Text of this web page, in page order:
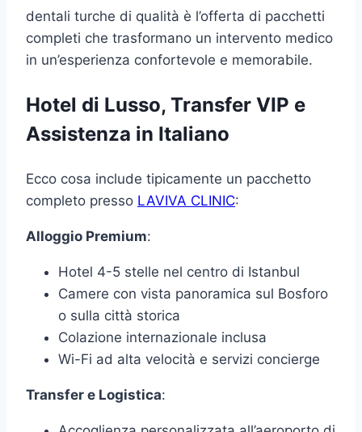
dentali turche di qualità è l’offerta di pacchetti
completi che trasformano un intervento medico
in un’esperienza confortevole e memorabile.
Hotel di Lusso, Transfer VIP e
Assistenza in Italiano
Ecco cosa include tipicamente un pacchetto
completo presso LAVIVA CLINIC:
Alloggio Premium:
Hotel 4-5 stelle nel centro di Istanbul
Camere con vista panoramica sul Bosforo
o sulla città storica
Colazione internazionale inclusa
Wi-Fi ad alta velocità e servizi concierge
Transfer e Logistica: